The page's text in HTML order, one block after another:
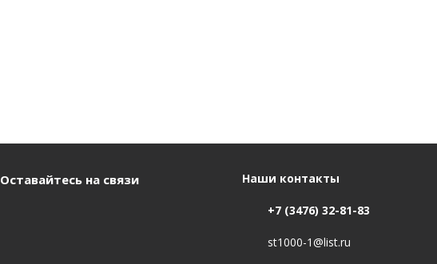
Оставайтесь на связи Наши контакты
+7 (3476) 32-81-83
st1000-1@list.ru